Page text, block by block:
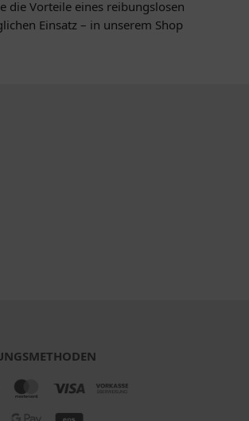
die Vorteile eines reibungslosen
Einsatz – in unserem Shop